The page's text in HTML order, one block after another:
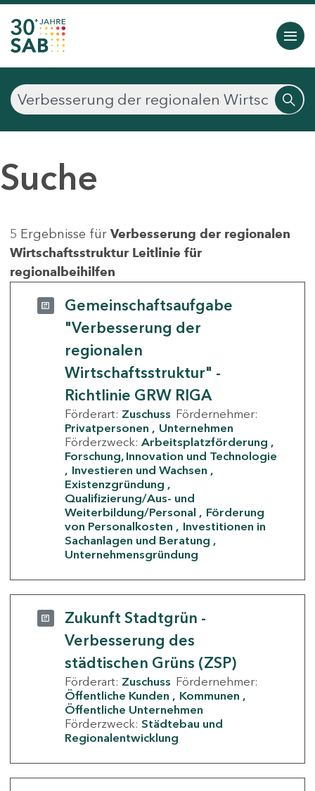
Suche
5 Ergebnisse für Verbesserung der regionalen
Wirtschaftsstruktur Leitlinie für
regionalbeihilfen
Gemeinschaftsaufgabe
"Verbesserung der
regionalen
Wirtschaftsstruktur" -
Richtlinie GRW RIGA
Förderart: Zuschuss Fördernehmer:
Privatpersonen
Unternehmen
Förderzweck: Arbeitsplatzförderung
Forschung, Innovation und Technologie
Investieren und Wachsen
Existenzgründung
Qualifizierung/Aus- und
Weiterbildung/Personal
Förderung
von Personalkosten
Investitionen in
Sachanlagen und Beratung
Unternehmensgründung
Zukunft Stadtgrün -
Verbesserung des
städtischen Grüns (ZSP)
Förderart: Zuschuss Fördernehmer:
Öffentliche Kunden
Kommunen
Öffentliche Unternehmen
Förderzweck: Städtebau und
Regionalentwicklung